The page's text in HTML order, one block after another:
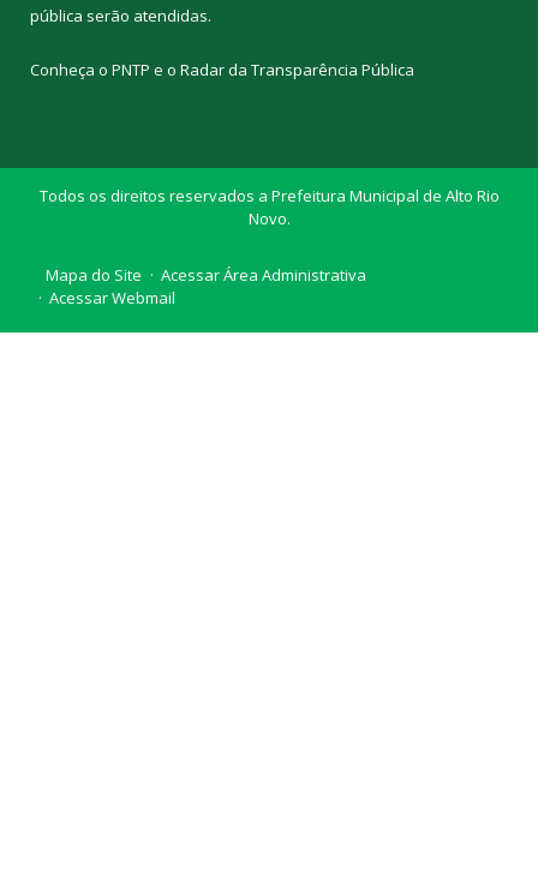
pública serão atendidas.
Conheça o PNTP e o Radar da Transparência Pública
Todos os direitos reservados a Prefeitura Municipal de Alto Rio
Novo.
Mapa do Site
Acessar Área Administrativa
Acessar Webmail